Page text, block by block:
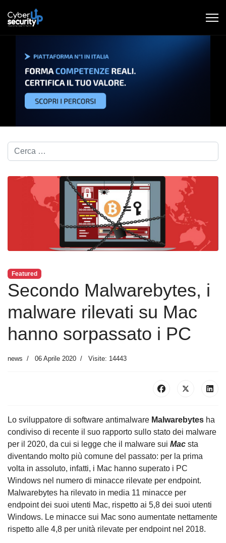
Cerca nel blog...
Featured
Secondo Malwarebytes, i
malware rilevati su Mac
hanno sorpassato i PC
news 06 Aprile 2020 Visite: 14443
Lo sviluppatore di software antimalware Malwarebytes ha
condiviso di recente il suo rapporto sullo stato dei malware
per il 2020, da cui si legge che il malware sui Mac sta
diventando molto più comune del passato: per la prima
volta in assoluto, infatti, i Mac hanno superato i PC
Windows nel numero di minacce rilevate per endpoint.
Malwarebytes ha rilevato in media 11 minacce per
endpoint dei suoi utenti Mac, rispetto ai 5,8 dei suoi utenti
Windows. Le minacce sui Mac sono aumentate nettamente
rispetto alle 4,8 per unità rilevate per endpoint nel 2018.